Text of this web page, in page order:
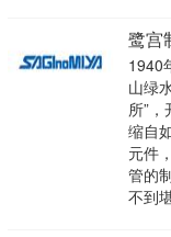
鹭宫
1940
山绿
所”
缩自
元件
管的
不到